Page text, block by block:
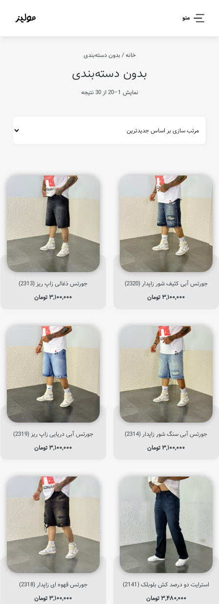
منو
خانه/ بدون دسته‌بندی
بدون دسته‌بندی
نمایش 1–20 از 30 نتیجه
جورتس آبی کثیف شور زاپدار (2320)
۳,۱۰۰,۰۰۰تومان
جورتس ذغالی زاپ ریز (2313)
۳,۱۰۰,۰۰۰تومان
جورتس آبی سنگ شور زاپدار (2314)
۳,۱۰۰,۰۰۰تومان
جورتس آبی دریایی زاپ ریز (2319)
۳,۱۰۰,۰۰۰تومان
استرایت دو درصد کش بلوبلک (2141)
۳,۴۸۰,۰۰۰تومان
جورتس قهوه ای زاپدار (2318)
۳,۱۰۰,۰۰۰تومان